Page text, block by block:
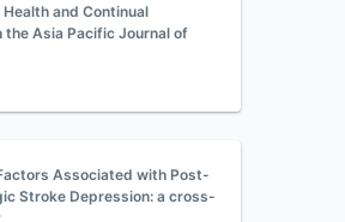
and Continual
the Asia Pacific Journal of
Associated with Post-
Stroke Depression: a cross-